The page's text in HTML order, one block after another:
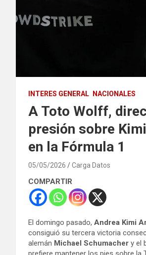
INTERES GENERAL NACIONALES
A Toto Wolff,
presión sobre
en la Fórmula 1
05/05/2026 Carga Datos
COMPARTIR
El domingo pasado, Andrea Kimi
consiguió su tercera victoria
alemán Michael Schumacher y el